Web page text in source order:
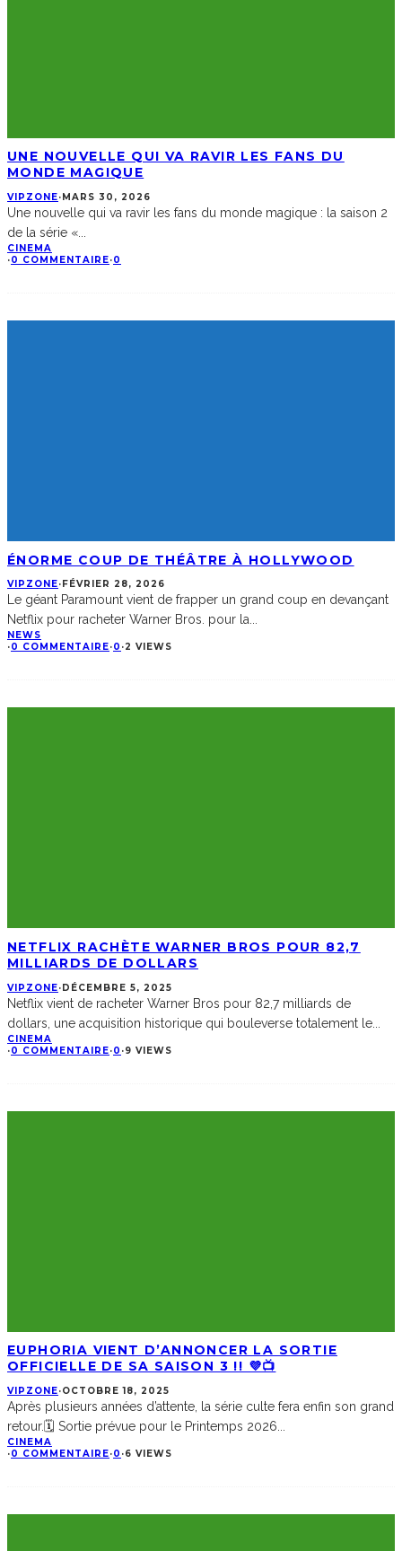
UNE NOUVELLE QUI VA RAVIR LES FANS DU
MONDE MAGIQUE
VIPZONE· MARS 30, 2026
Une nouvelle qui va ravir les fans du monde magique : la saison 2
de la série «
CINEMA
·0 COMMENTAIRE·0
ÉNORME COUP DE THÉÂTRE À HOLLYWOOD
VIPZONE· FÉVRIER 28, 2026
Le géant Paramount vient de frapper un grand coup en devançant
Netflix pour racheter Warner Bros. pour la...
NEWS
·0 COMMENTAIRE·0 ·2 VIEWS
NETFLIX RACHÈTE WARNER BROS POUR 82,7
MILLIARDS DE DOLLARS
VIPZONE·DÉCEMBRE 5, 2025
Netflix vient de racheter Warner Bros pour 82,7 milliards de
dollars, une acquisition historique qui bouleverse totalement le
CINEMA
·0 COMMENTAIRE·0 ·9 VIEWS
EUPHORIA VIENT D’ANNONCER LA SORTIE
OFFICIELLE DE SA SAISON 3 !! 💜📺
VIPZONE·OCTOBRE 18, 2025
Après plusieurs années d’attente, la série culte fera enfin son grand
retour.🗓️ Sortie prévue pour le Printemps 2026
CINEMA
·0 COMMENTAIRE·0 ·6 VIEWS